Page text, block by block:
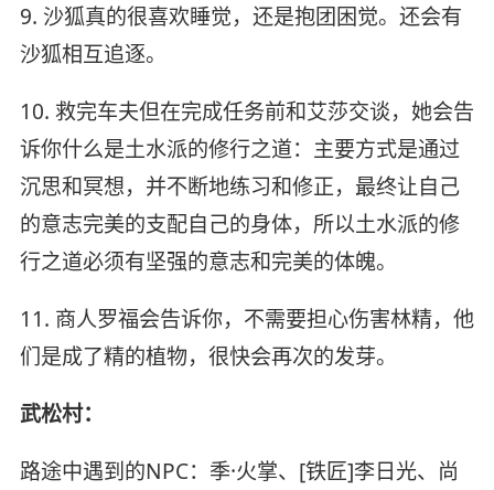
9. 沙狐真的很喜欢睡觉，还是抱团困觉。还会有
沙狐相互追逐。
10. 救完车夫但在完成任务前和艾莎交谈，她会告
诉你什么是土水派的修行之道：主要方式是通过
沉思和冥想，并不断地练习和修正，最终让自己
的意志完美的支配自己的身体，所以土水派的修
行之道必须有坚强的意志和完美的体魄。
11. 商人罗福会告诉你，不需要担心伤害林精，他
们是成了精的植物，很快会再次的发芽。
武松村：
路途中遇到的NPC：季·火掌、[铁匠]李日光、尚